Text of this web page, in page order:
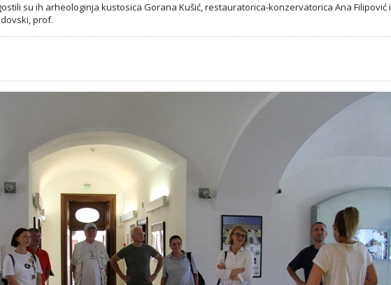
su ih arheologinja kustosica Gorana Kušić, restauratorica-konzervatorica Ana Filipović i
prof.